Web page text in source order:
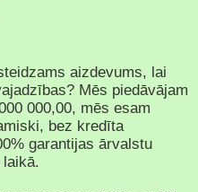
aizdevums, lai
Mēs piedāvājam
000,00, mēs esam
bez kredīta
garantijas ārvalstu